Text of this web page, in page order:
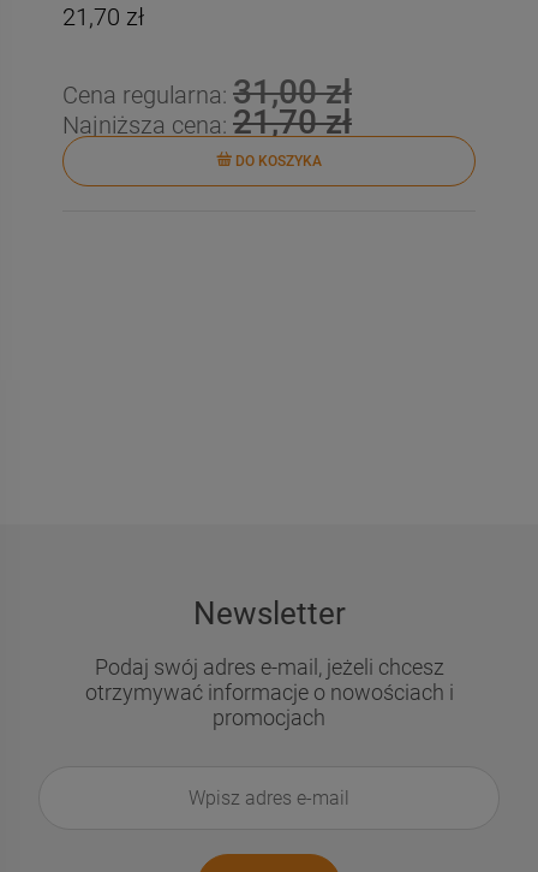
21,70 zł
Cena regularna: 31,00 zł
Najniższa cena: 21,70 zł
DO KOSZYKA
Newsletter
Podaj swój adres e-mail, jeżeli chcesz
otrzymywać informacje o nowościach i
promocjach